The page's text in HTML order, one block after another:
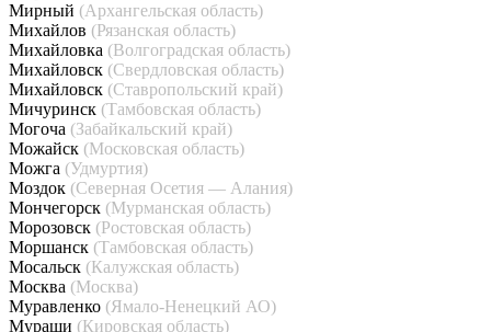
Мирный (Архангельская область)
Михайлов (Рязанская область)
Михайловка (Волгоградская область)
Михайловск (Свердловская область)
Михайловск (Ставропольский край)
Мичуринск (Тамбовская область)
Могоча (Забайкальский край)
Можайск (Московская область)
Можга (Удмуртия)
Моздок (Северная Осетия — Алания)
Мончегорск (Мурманская область)
Морозовск (Ростовская область)
Моршанск (Тамбовская область)
Мосальск (Калужская область)
Москва (Москва)
Муравленко (Ямало-Ненецкий АО)
Мураши (Кировская область)